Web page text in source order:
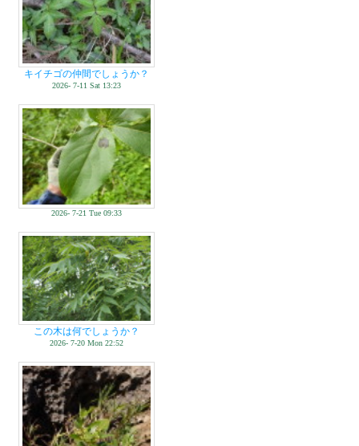
キイチゴの仲間でしょうか？
2026- 7-11 Sat 13:23
2026- 7-21 Tue 09:33
この木は何でしょうか？
2026- 7-20 Mon 22:52